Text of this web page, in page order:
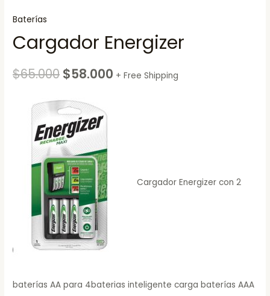
Baterías
Cargador Energizer
$65.000 $58.000 + Free Shipping
Cargador Energizer con 2
baterías AA para 4baterias inteligente carga baterías AAA